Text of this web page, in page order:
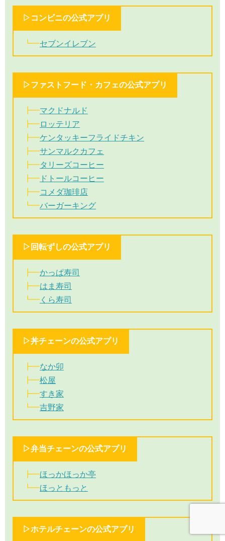
▷コンビニの公式アプリ
┗━セブンイレブン
▷ファストフード・カフェの公式アプリ
┣━マクドナルド
┣━ロッテリア
┣━ケンタッキーフライドチキン
┣━サンマルクカフェ
┣━タリーズコーヒー
┣━ ドトールコーヒー
┣━コメダ珈琲店
┗━バーガーキング
▷回転ずしの公式アプリ
┣━かっぱ寿司
┣━はま寿司
┗━ くら寿司
▷丼チェーンの公式アプリ
┣━なか卯
┣━松屋
┣━すき家
┗━吉野家
▷弁当チェーンの公式アプリ
┣━ほっかほっか亭
┗━ほっともっと
▷ホテルチェーンの公式アプリ